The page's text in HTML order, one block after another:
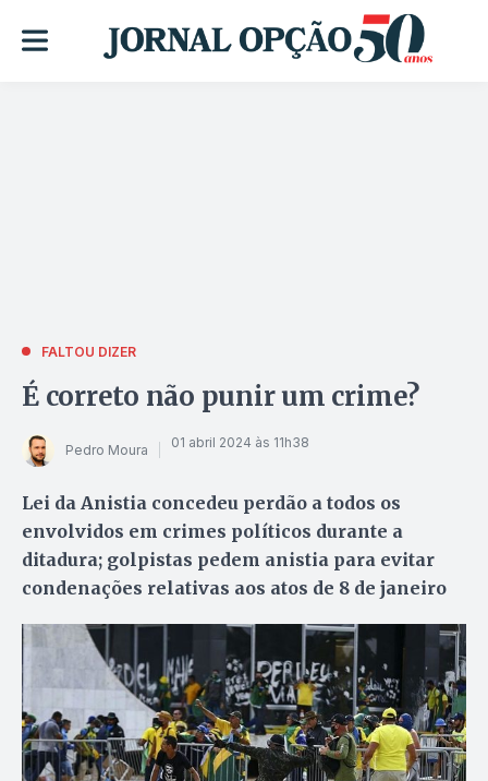
FALTOU DIZER
É correto não punir um crime?
Pedro Moura 01 abril 2024 às 11h38
Lei da Anistia concedeu perdão a todos os
envolvidos em crimes políticos durante a
ditadura; golpistas pedem anistia para evitar
condenações relativas aos atos de 8 de janeiro